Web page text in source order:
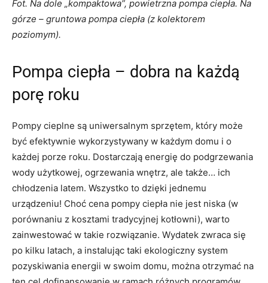
Fot. Na dole „kompaktowa”, powietrzna pompa ciepła. Na
górze – gruntowa pompa ciepła (z kolektorem
poziomym).
Pompa ciepła – dobra na każdą
porę roku
Pompy cieplne są uniwersalnym sprzętem, który może
być efektywnie wykorzystywany w każdym domu i o
każdej porze roku. Dostarczają energię do podgrzewania
wody użytkowej, ogrzewania wnętrz, ale także… ich
chłodzenia latem. Wszystko to dzięki jednemu
urządzeniu! Choć cena pompy ciepła nie jest niska (w
porównaniu z kosztami tradycyjnej kotłowni), warto
zainwestować w takie rozwiązanie. Wydatek zwraca się
po kilku latach, a instalując taki ekologiczny system
pozyskiwania energii w swoim domu, można otrzymać na